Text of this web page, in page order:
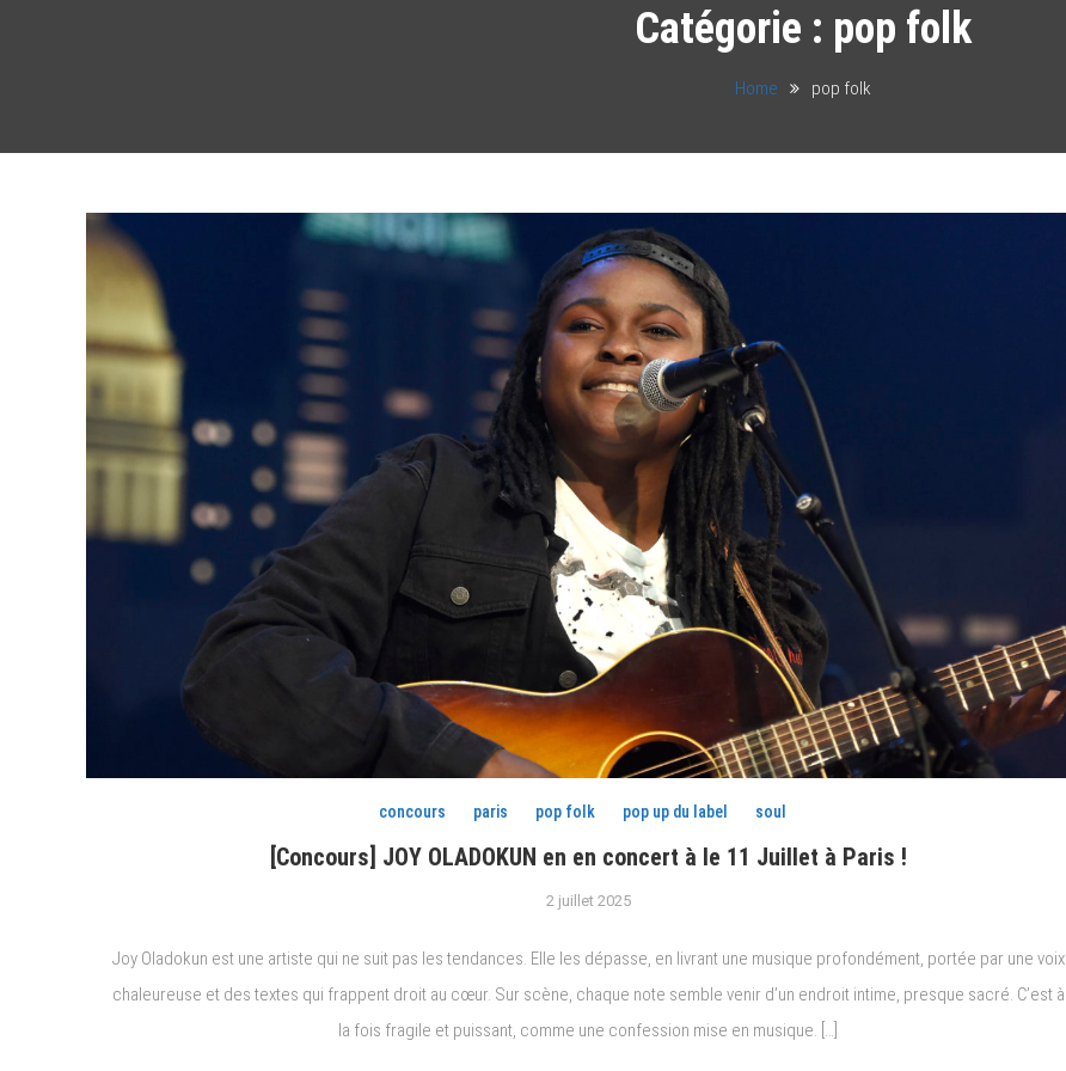
Catégorie : pop folk
Home pop folk
concours paris pop folk pop up du label soul
[Concours] JOY OLADOKUN en en concert à le 11 Juillet à Paris !
2 juillet 2025
Joy Oladokun est une artiste qui ne suit pas les tendances. Elle les dépasse, en livrant une musique profondément, portée par une voix
chaleureuse et des textes qui frappent droit au cœur. Sur scène, chaque note semble venir d’un endroit intime, presque sacré. C’est à
la fois fragile et puissant, comme une confession mise en musique. […]